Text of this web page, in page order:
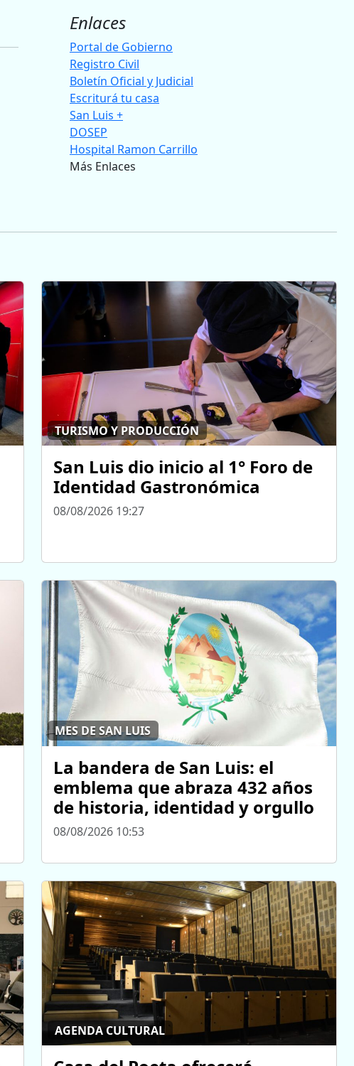
Enlaces
Portal de Gobierno
Registro Civil
Boletín Oficial y Judicial
Escriturá tu casa
San Luis +
DOSEP
Hospital Ramon Carrillo
Más Enlaces
TURISMO Y PRODUCCIÓN
San Luis dio inicio al 1° Foro de
Identidad Gastronómica
08/08/2026 19:27
MES DE SAN LUIS
La bandera de San Luis: el
emblema que abraza 432 años
de historia, identidad y orgullo
08/08/2026 10:53
AGENDA CULTURAL